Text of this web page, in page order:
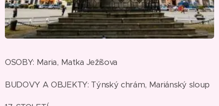
OSOBY: Maria, Matka Ježíšova
BUDOVY A OBJEKTY: Týnský chrám, Mariánský sloup